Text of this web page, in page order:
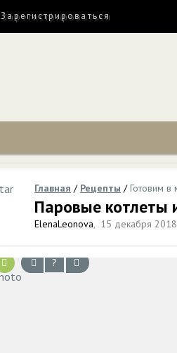
Зарегистрироваться
Главная / Рецепты /Готовим в
Паровые котлеты
ElenaLeonova, 15 декабря
?